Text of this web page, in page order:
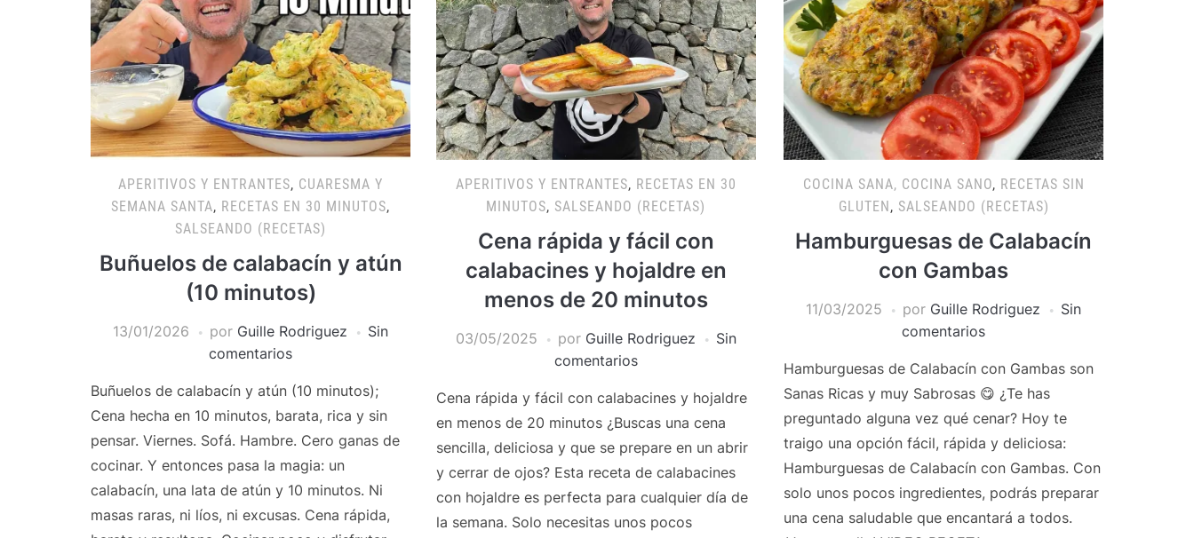
APERITIVOS Y ENTRANTES, CUARESMA Y
SEMANA SANTA, RECETAS EN 30 MINUTOS,
SALSEANDO (RECETAS)
Buñuelos de calabacín y atún
(10 minutos)
13/01/2026 por Guille Rodriguez
Sin
comentarios
Buñuelos de calabacín y atún (10 minutos);
Cena hecha en 10 minutos, barata, rica y sin
pensar. Viernes. Sofá. Hambre. Cero ganas de
cocinar. Y entonces pasa la magia: un
calabacín, una lata de atún y 10 minutos. Ni
masas raras, ni líos, ni excusas. Cena rápida,
APERITIVOS Y ENTRANTES, RECETAS EN 30
MINUTOS, SALSEANDO (RECETAS)
Cena rápida y fácil con
calabacines y hojaldre en
menos de 20 minutos
03/05/2025 por Guille Rodriguez
Sin
comentarios
Cena rápida y fácil con calabacines y hojaldre
en menos de 20 minutos ¿Buscas una cena
sencilla, deliciosa y que se prepare en un abrir
y cerrar de ojos? Esta receta de calabacines
con hojaldre es perfecta para cualquier día de
la semana. Solo necesitas unos pocos
COCINA SANA, COCINA SANO, RECETAS SIN
GLUTEN, SALSEANDO (RECETAS)
Hamburguesas de Calabacín
con Gambas
11/03/2025 por Guille Rodriguez
Sin
comentarios
Hamburguesas de Calabacín con Gambas son
Sanas Ricas y muy Sabrosas 😋 ¿Te has
preguntado alguna vez qué cenar? Hoy te
traigo una opción fácil, rápida y deliciosa:
Hamburguesas de Calabacín con Gambas. Con
solo unos pocos ingredientes, podrás preparar
una cena saludable que encantará a todos.